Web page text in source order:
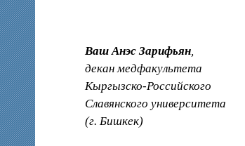
Ваш Анэс Зарифьян
декан медфакультета
Кыргызско-Российского
Славянского университета
(г. Бишкек)